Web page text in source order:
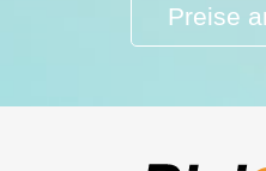
Preise